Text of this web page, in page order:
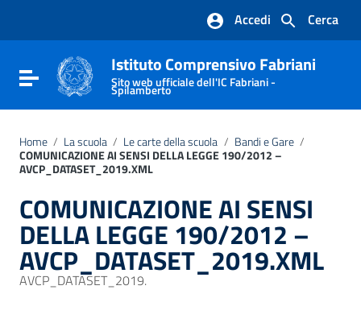
Vai al footer
Cerca
Accedi
Attiva / disattiva la navigazione
Istituto Comprensivo Fabriani
Sito web ufficiale dell'IC Fabriani -
Spilamberto
Home / La scuola / Le carte della scuola / Bandi e Gare /
COMUNICAZIONE AI SENSI DELLA LEGGE 190/2012 –
AVCP_DATASET_2019.XML
COMUNICAZIONE AI SENSI
DELLA LEGGE 190/2012 –
AVCP_DATASET_2019.XML
AVCP_DATASET_2019.